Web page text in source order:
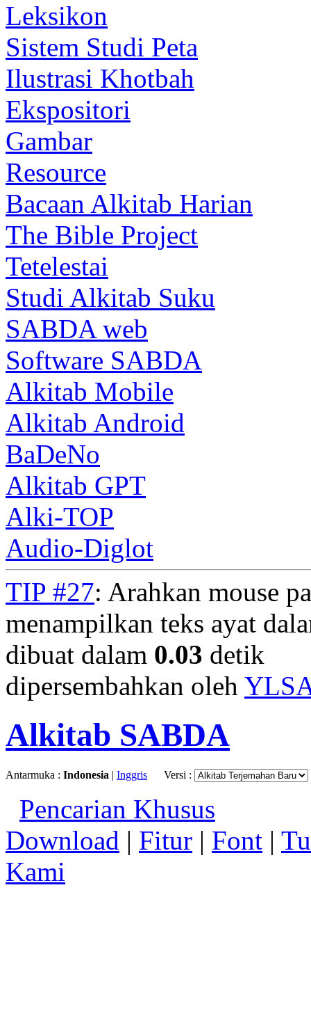
Leksikon
Sistem Studi Peta
Ilustrasi Khotbah
Ekspositori
Gambar
Resource
Bacaan Alkitab Harian
The Bible Project
Tetelestai
Studi Alkitab Suku
SABDA web
Software SABDA
Alkitab Mobile
Alkitab Android
BaDeNo
Alkitab GPT
Alki-TOP
Audio-Diglot
TIP #27: Arahkan mouse
menampilkan teks ayat
dibuat dalam 0.03 detik
dipersembahkan oleh
Alkitab SABDA
Antarmuka : Indonesia | Inggris Versi :
Pencarian Khusus
Download | Fitur | Font |
Kami